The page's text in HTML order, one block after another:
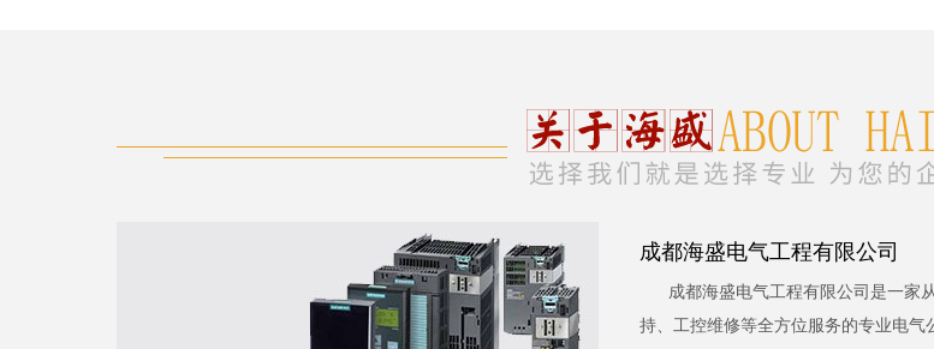
成都海盛电气工程有限公司
成都海盛电气工程有限公司是一家
持、工控维修等全方位服务的专业电